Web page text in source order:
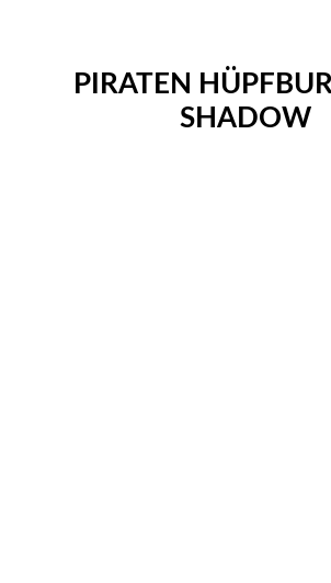
PIRATEN
SHADOW